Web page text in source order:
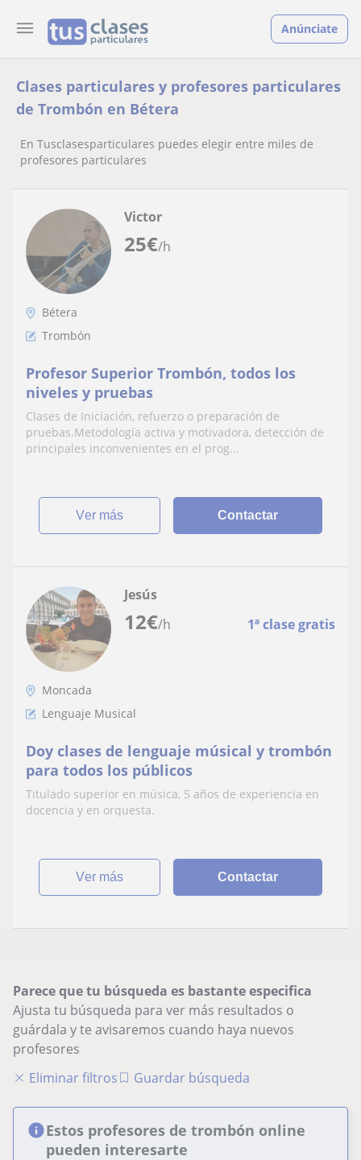
Anúnciate
Clases particulares y profesores particulares
de Trombón en Bétera
En Tusclasesparticulares puedes elegir entre miles de
profesores particulares
25€/h
Victor
Bétera
Trombón
Profesor Superior Trombón, todos los
niveles y pruebas
Clases de Iniciación, refuerzo o preparación de
pruebas.Metodología activa y motivadora, detección de
principales inconvenientes en el prog...
ver más Contactar
12€/h 1ª clase gratis
Jesús
Moncada
Lenguaje Musical
Doy clases de lenguaje músical y trombón
para todos los públicos
Titulado superior en música, 5 años de experiencia en
docencia y en orquesta.
ver más Contactar
Parece que tu búsqueda es bastante especifica
Ajusta tu búsqueda para ver más resultados o
guárdala y te avisaremos cuando haya nuevos
profesores
Eliminar filtros
Guardar búsqueda
Estos profesores de trombón online
pueden interesarte